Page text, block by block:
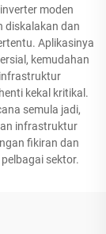
moden
diskalakan dan
Aplikasinya
kemudahan
kekal kritikal.
semula jadi,
infrastruktur
fikiran dan
sektor.